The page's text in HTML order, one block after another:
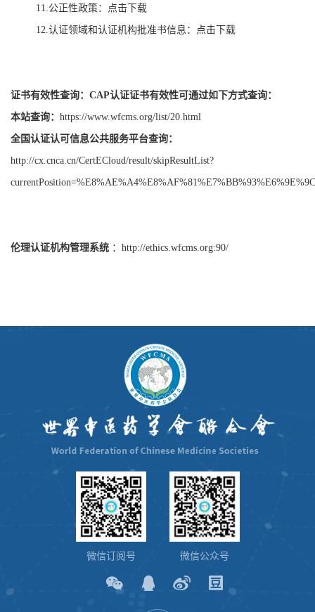
11.公正性政策： 点击下载
12.认证领域和认证机构批准书信息： 点击下载
证书有效性查询：CAP认证证书有效性可通过如下方式查询：
本站查询： https://www.wfcms.org/list/20.html
全国认证认可信息公共服务平台查询：
http://cx.cnca.cn/CertECloud/result/skipResultList?
伦理认证机构管理系统 ： http://ethics.wfcms.org:90/
微信订阅号 微信公众号